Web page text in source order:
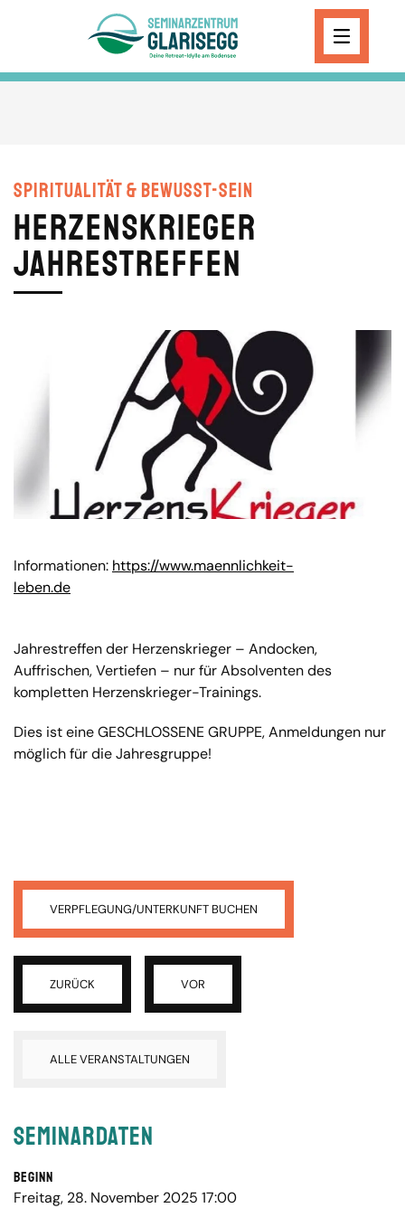
Skip to main content
Spiritualität & Bewusst-Sein
Herzenskrieger
Jahrestreffen
Informationen: https://www.maennlichkeit-
leben.de
Jahrestreffen der Herzenskrieger – Andocken,
Auffrischen, Vertiefen – nur für Absolventen des
kompletten Herzenskrieger-Trainings.
Dies ist eine GESCHLOSSENE GRUPPE, Anmeldungen nur
möglich für die Jahresgruppe!
VERPFLEGUNG/UNTERKUNFT BUCHEN
ZURÜCK VOR
ALLE VERANSTALTUNGEN
Seminardaten
Beginn
Freitag, 28. November 2025 17:00